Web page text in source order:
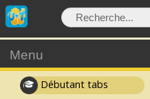
Menu
Débutant tabs